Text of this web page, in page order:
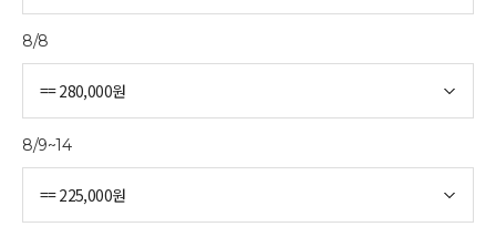
8/8
8/9~14